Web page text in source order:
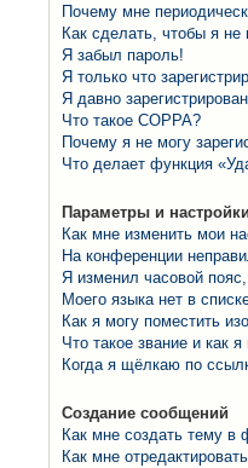
Почему мне
Как сделать, чтобы я не
Я забыл пароль!
Я только что
Я давно
Что такое COPPA?
Почему я не могу
Что делает функция
Параметры и
Как мне изменить мои
На конференции
Я изменил часовой
Моего языка нет в
Как я могу поместить
Что такое звание и как
Когда я щёлкаю по
Создание сообщений
Как мне создать тему в
Как мне